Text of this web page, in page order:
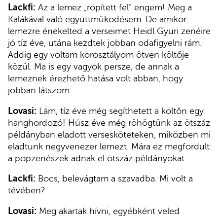
Lackfi: Az a lemez „röpített fel” engem! Meg a
Kalákával való együttműködésem. De amikor
lemezre énekelted a verseimet Heidl Gyuri zenéire
jó tíz éve, utána kezdtek jobban odafigyelni rám.
Addig egy voltam korosztályom ötven költője
közül. Ma is egy vagyok persze, de annak a
lemeznek érezhető hatása volt abban, hogy
jobban látszom.
Lovasi: Lám, tíz éve még segíthetett a költőn egy
hanghordozó! Húsz éve még röhögtünk az ötszáz
példányban eladott versesköteteken, miközben mi
eladtunk negyvenezer lemezt. Mára ez megfordult:
a popzenészek adnak el ötszáz példányokat.
Lackfi: Bocs, belevágtam a szavadba. Mi volt a
tévében?
Lovasi: Meg akartak hívni, egyébként veled